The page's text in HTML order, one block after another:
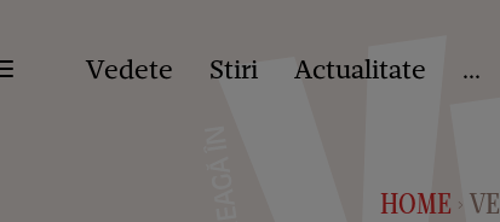
Vedete Stiri Actualitate ...
HOME >